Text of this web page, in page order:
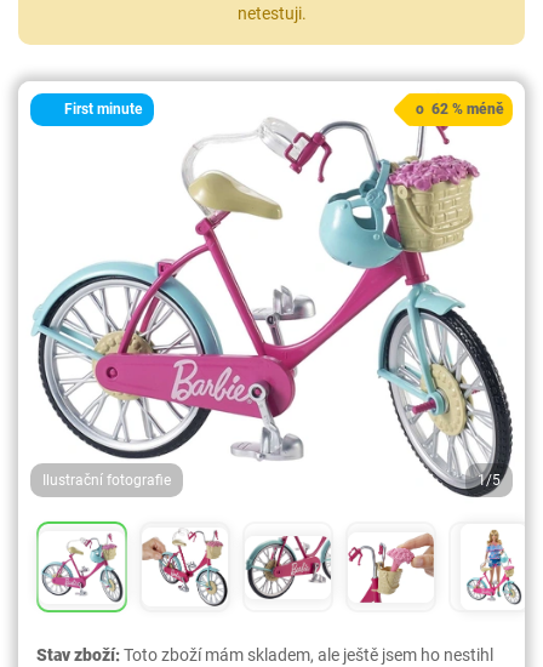
netestuji.
First minute
Ilustrační fotografie 1/5
o 62 % méně
Stav zboží:Toto zboží mám skladem, ale ještě jsem ho nestihl